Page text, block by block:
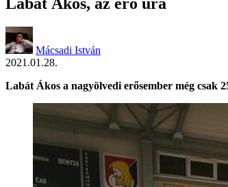
Mácsadi István
2021.01.28.
Labát Ákos a nagyölvedi erősember még csak